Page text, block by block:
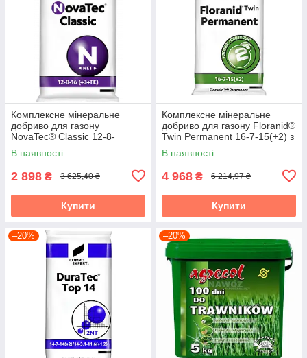
Комплексне мінеральне
добриво для газону
NovaTec® Classic 12-8-
16(+3+TE) з пролонгованою
дією, Осень, 25 кг,
В наявності
2 898 ₴ 3 625,40 ₴
Купити
Комплексне мінеральне
добриво для газону Floranid®
Twin Permanent 16-7-15(+2) з
пролонгованою дією, 25 кг,
В наявності
4 968 ₴ 6 214,97 ₴
Купити
–20% –20%